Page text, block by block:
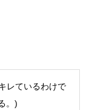
レているわけで
。)